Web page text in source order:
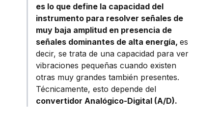
es lo que define la capacidad del
instrumento para resolver señales de
muy baja amplitud en presencia de
señales dominantes de alta energía,es
decir, se trata de una capacidad para ver
vibraciones pequeñas cuando existen
otras muy grandes también presentes.
Técnicamente, esto depende del
convertidor Analógico-Digital (A/D).